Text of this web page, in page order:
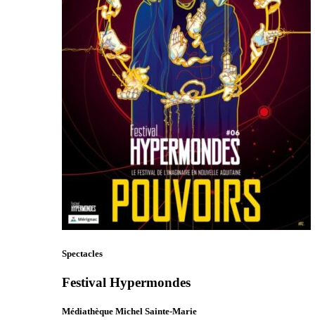
Spectacles
Festival Hypermondes
Médiathèque Michel Sainte-Marie